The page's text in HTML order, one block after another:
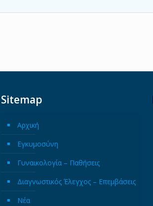
Sitemap
Αρχική
Εγκυμοσύνη
Γυναικολογία – Παθήσεις
Διαγνωστικός Έλεγχος – Επεμβάσεις
Νέα